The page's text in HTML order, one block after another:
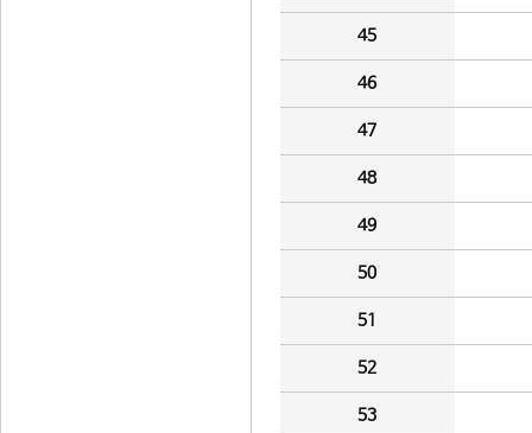
45
46
47
48
49
50
51
52
53